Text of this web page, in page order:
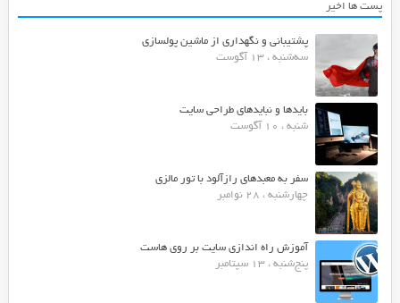
پست ها اخیر
پشتیبانی و نگهداری از ماشین پولسازی
سه‌شنبه ، 13 آگوست
بایدها و نبایدهای طراحی سایت
شنبه ، 10 آگوست
سفر به معبدهای رازآلود با تور مالزی
چهارشنبه ، 28 نوامبر
آموزش راه اندازی سایت بر روی هاست
پنج‌شنبه ، 13 سپتامبر